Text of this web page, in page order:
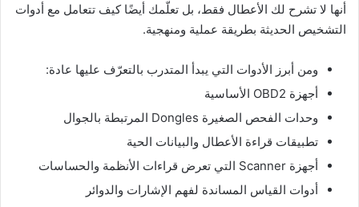
أنها لا تشرح لك الأعطال فقط، بل تعلّمك أيضًا كيف تتعامل مع أدوات
التشخيص الحديثة بطريقة عملية ومنهجية.
ومن أبرز الأدوات التي يبدأ المتدرب بالتعرّف عليها عادة:
أجهزة OBD2 الأساسية
وحدات الفحص الصغيرة Dongles المرتبطة بالجوال
تطبيقات قراءة الأعطال والبيانات الحية
أجهزة Scanner التي تعرض قراءات الأنظمة والحساسات
أدوات القياس المساندة لفهم الإشارات والدوائر